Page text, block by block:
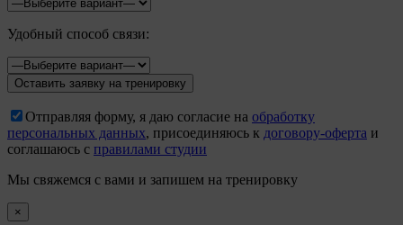
Удобный способ связи:
Отправляя форму, я даю согласие на обработку
персональных данных, присоединяюсь к договору-оферта и
соглашаюсь с правилами студии
Мы свяжемся с вами и запишем на тренировку
×